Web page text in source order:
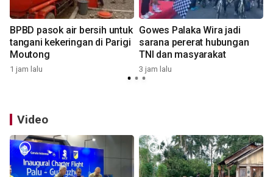
BPBD pasok air bersih untuk
tangani kekeringan di Parigi
Moutong
1 jam lalu
Gowes Palaka Wira jadi
sarana pererat hubungan
TNI dan masyarakat
3 jam lalu
Video